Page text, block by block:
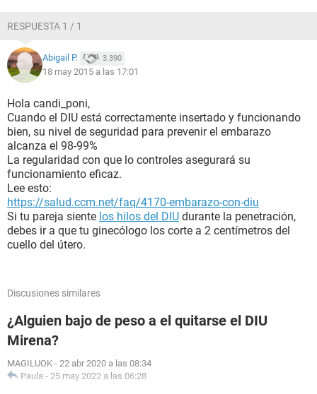
RESPUESTA 1 / 1
Abigail P. 3.390
18 may 2015 a las 17:01
Hola candi_poni,
Cuando el DIU está correctamente insertado y funcionando
bien, su nivel de seguridad para prevenir el embarazo
alcanza el 98-99%
La regularidad con que lo controles asegurará su
funcionamiento eficaz.
Lee esto:
https://salud.ccm.net/faq/4170-embarazo-con-diu
Si tu pareja siente los hilos del DIU durante la penetración,
debes ir a que tu ginecólogo los corte a 2 centímetros del
cuello del útero.
Discusiones similares
¿Alguien bajo de peso a el quitarse el DIU
Mirena?
MAGILUOK - 22 abr 2020 a las 08:34
Paula - 25 may 2022 a las 06:28